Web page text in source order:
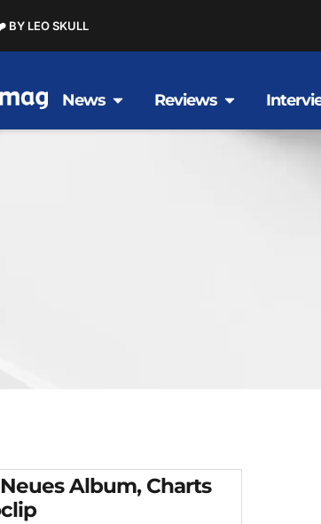
BY LEO SKULL
News Reviews
Album, Charts